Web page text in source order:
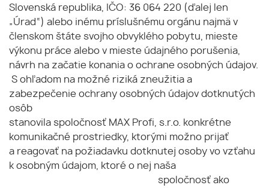
Slovenská republika, IČO: 36 064 220 (ďalej len
„Úrad“) alebo inému príslušnému orgánu najmä v
členskom štáte svojho obvyklého pobytu, mieste
výkonu práce alebo v mieste údajného porušenia,
návrh na začatie konania o ochrane osobných údajov.
S ohľadom na možné riziká zneužitia a
zabezpečenie ochrany osobných údajov dotknutých
osôb
stanovila spoločnosť MAX Profi, s.r.o. konkrétne
komunikačné prostriedky, ktorými možno prijať
a reagovať na požiadavku dotknutej osoby vo vzťahu
k osobným údajom, ktoré o nej naša
spoločnosť ako